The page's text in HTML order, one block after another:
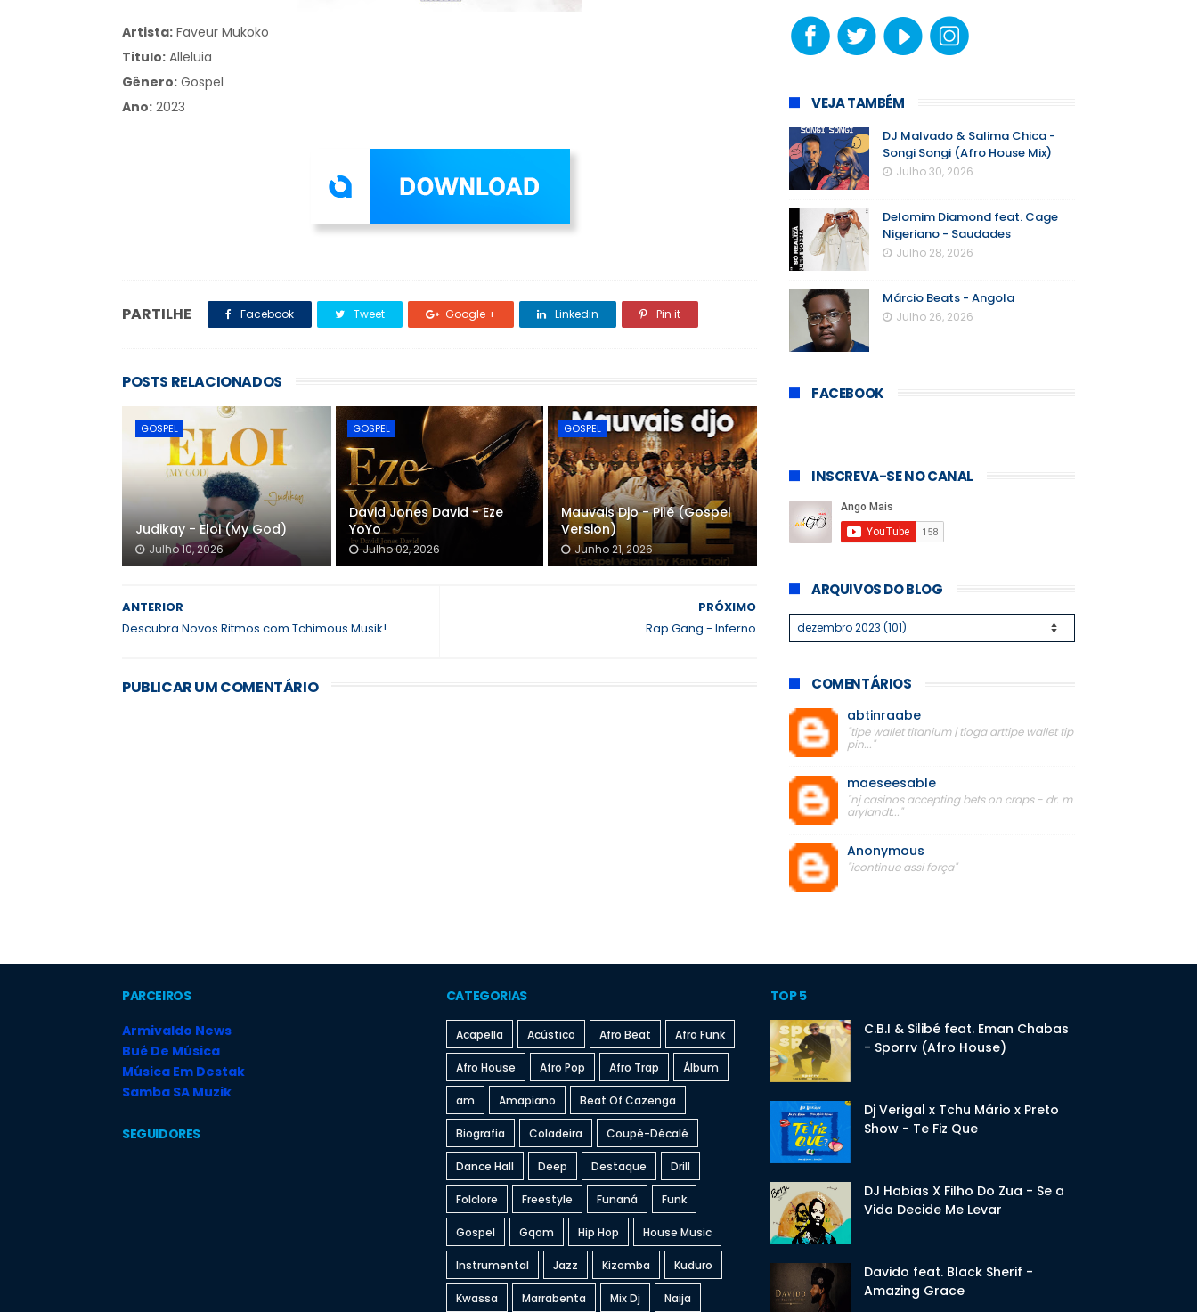
Artista: Faveur Mukoko
Titulo: Alleluia
Gênero: Gospel
Ano: 2023
PARTILHE Facebook Tweet Google + Linkedin Pin it
POSTS RELACIONADOS
GOSPEL
Judikay - Eloi (My God)
Julho 10, 2026
GOSPEL
David Jones David - Eze
YoYo
Julho 02, 2026
GOSPEL
Mauvais Djo - Pilé (Gospel
Version)
Junho 21, 2026
PRÓXIMO
Rap Gang - Inferno
ANTERIOR
Descubra Novos Ritmos com Tchimous Musik!
PUBLICAR UM COMENTÁRIO
VEJA TAMBÉM
DJ Malvado & Salima Chica -
Songi Songi (Afro House Mix)
Julho 30, 2026
Delomim Diamond feat. Cage
Nigeriano - Saudades
Julho 28, 2026
Márcio Beats - Angola
Julho 26, 2026
FACEBOOK
INSCREVA-SE NO CANAL
ARQUIVOS DO BLOG
COMENTÁRIOS
abtinraabe
"tipe wallet titanium | tioga arttipe wallet tip
pin..."
maeseesable
"nj casinos accepting bets on craps - dr. m
arylandt..."
Anonymous
"icontinue assi força"
PARCEIROS
Armivaldo News
Bué De Música
Música Em Destak
Samba SA Muzik
SEGUIDORES
CATEGORIAS
Acapella Acústico Afro Beat Afro Funk
Afro House Afro Pop Afro Trap Álbum
am Amapiano Beat Of Cazenga
Biografia Coladeira Coupé-Décalé
Dance Hall Deep Destaque Drill
Folclore Freestyle Funaná Funk
Gospel Gqom Hip Hop House Music
Instrumental Jazz Kizomba Kuduro
Kwassa Marrabenta Mix Dj Naija
TOP 5
C.B.I & Silibé feat. Eman Chabas
- Sporrv (Afro House)
Dj Verigal x Tchu Mário x Preto
Show - Te Fiz Que
DJ Habias X Filho Do Zua - Se a
Vida Decide Me Levar
Davido feat. Black Sherif -
Amazing Grace